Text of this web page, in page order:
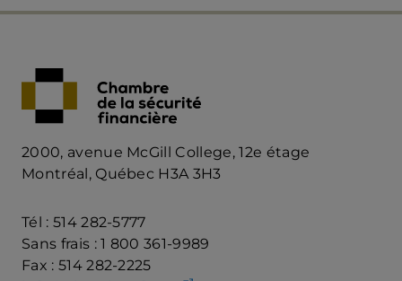
2000, avenue McGill College, 12e étage
Montréal, Québec H3A 3H3
Tél : 514 282-5777
Sans frais : 1 800 361-9989
Fax : 514 282-2225